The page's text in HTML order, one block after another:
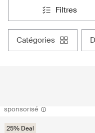
filtres
catégories
sponsorisé
25% Deal